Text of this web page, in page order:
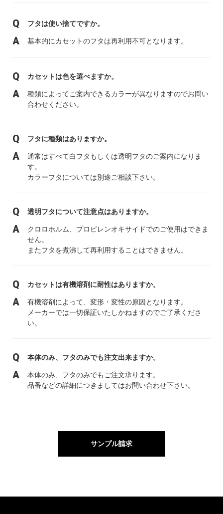
フタは使い捨てですか。
基本的にカセットのフタは再利用不可となります。
カセットは色を選べますか。
種類によってご案内できるカラーが異なりますのでお問い
合わせください。
フタに種類はありますか。
通常はすべて白フタもしくは透明フタのご案内になりま
す。
カラーフタについては別途ご相談下さい。
透明フタについて注意点はありますか。
クロロホルム、プロピレンオキサイドでのご使用はできま
せん。
またフタを煮沸して再利用することはできません。
カセットは有機溶剤に耐性はありますか。
有機溶剤によって、変形・変性の原因となります。
メーカーでは一切保証いたしかねますのでご了承くださ
い。
本体のみ、フタのみでも注文出来ますか。
本体のみ、フタのみでもご注文承ります。
品番などの詳細につきましてはお問い合わせ下さい。
サンプル請求